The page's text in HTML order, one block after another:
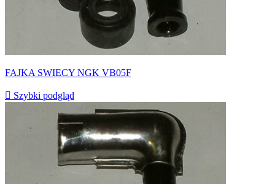
FAJKA SWIECY NGK VB05F
 Szybki podgląd